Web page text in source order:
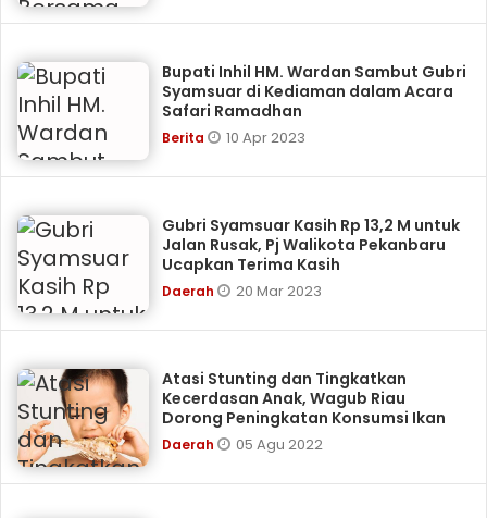
Bupati Inhil HM. Wardan Sambut Gubri
Syamsuar di Kediaman dalam Acara
Safari Ramadhan
Berita 10 Apr 2023
Gubri Syamsuar Kasih Rp 13,2 M untuk
Jalan Rusak, Pj Walikota Pekanbaru
Ucapkan Terima Kasih
Daerah 20 Mar 2023
Atasi Stunting dan Tingkatkan
Kecerdasan Anak, Wagub Riau
Dorong Peningkatan Konsumsi Ikan
Daerah 05 Agu 2022